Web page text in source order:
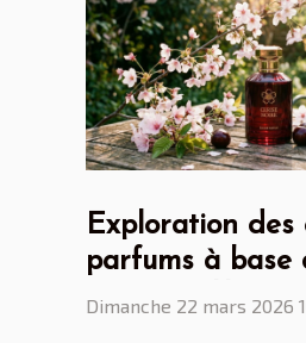
Exploration des
parfums à base
noire sur
Dimanche 22 mars 2026